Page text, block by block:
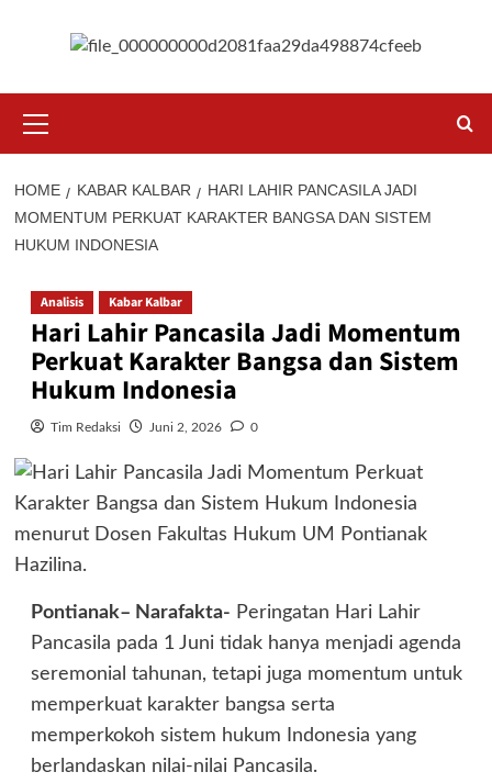
Menu
HOME KABAR KALBAR
HARI LAHIR PANCASILA JADI
MOMENTUM PERKUAT KARAKTER BANGSA DAN SISTEM
HUKUM INDONESIA
Analisis Kabar Kalbar
Hari Lahir Pancasila Jadi Momentum
Perkuat Karakter Bangsa dan Sistem
Hukum Indonesia
Tim Redaksi Juni 2, 2026 0
Pontianak– Narafakta- Peringatan Hari Lahir
Pancasila pada 1 Juni tidak hanya menjadi agenda
seremonial tahunan, tetapi juga momentum untuk
memperkuat karakter bangsa serta
memperkokoh sistem hukum Indonesia yang
berlandaskan nilai-nilai Pancasila.